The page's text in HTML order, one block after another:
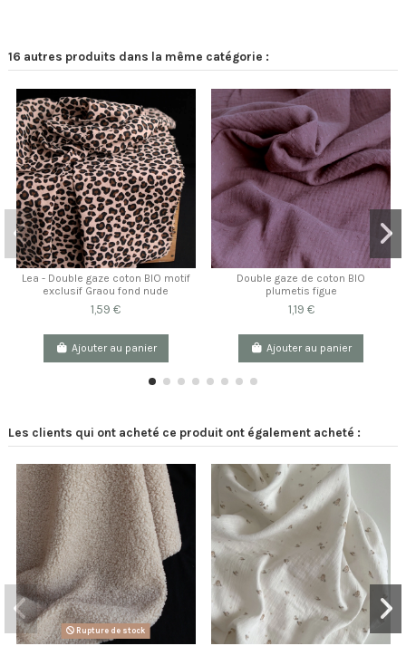
16 autres produits dans la même catégorie :
Lea - Double gaze coton BIO motif
exclusif Graou fond nude
1,59 €
Ajouter au panier
Double gaze de coton BIO
plumetis figue
1,19 €
Ajouter au panier
Les clients qui ont acheté ce produit ont également acheté :
Rupture de stock